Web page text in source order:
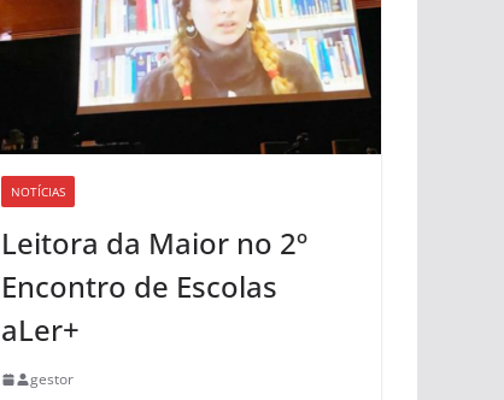
NOTÍCIAS
Leitora da Maior no 2º
Encontro de Escolas
aLer+
gestor